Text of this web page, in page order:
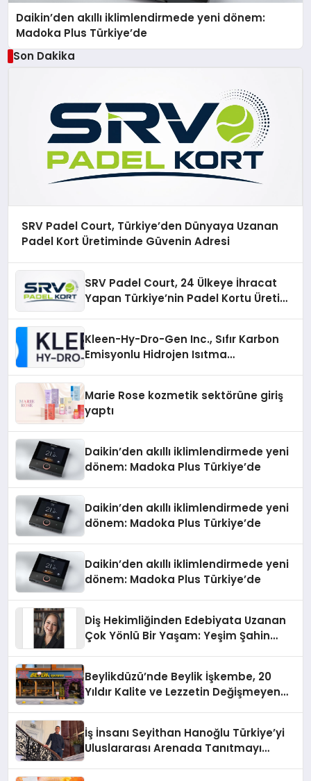
Daikin’den akıllı iklimlendirmede yeni dönem:
Madoka Plus Türkiye’de
Son Dakika
SRV Padel Court, Türkiye’den Dünyaya Uzanan
Padel Kort Üretiminde Güvenin Adresi
SRV Padel Court, 24 Ülkeye İhracat
Yapan Türkiye’nin Padel Kortu Üretim
Kleen-Hy-Dro-Gen Inc., Sıfır Karbon
Emisyonlu Hidrojen Isıtma
Marie Rose kozmetik sektörüne giriş
yaptı
Daikin’den akıllı iklimlendirmede yeni
dönem: Madoka Plus Türkiye’de
Daikin’den akıllı iklimlendirmede yeni
dönem: Madoka Plus Türkiye’de
Daikin’den akıllı iklimlendirmede yeni
dönem: Madoka Plus Türkiye’de
Diş Hekimliğinden Edebiyata Uzanan
Çok Yönlü Bir Yaşam: Yeşim Şahin
Beylikdüzü’nde Beylik İşkembe, 20
Yıldır Kalite ve Lezzetin Değişmeyen
İş İnsanı Seyithan Hanoğlu Türkiye’yi
Uluslararası Arenada Tanıtmayı